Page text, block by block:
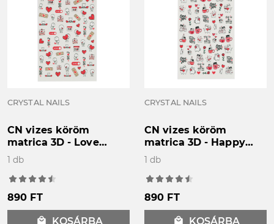
CRYSTAL NAILS
CN vizes köröm
matrica 3D - Love
message
1 db
890 FT
local_mall KOSÁRBA
CRYSTAL NAILS
CN vizes köröm
matrica 3D - Happy
hearts
1 db
890 FT
local_mall KOSÁRBA